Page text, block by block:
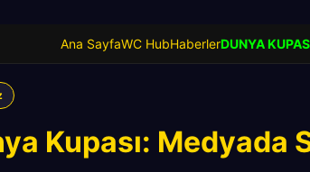
Ana SayfaWC HubHaberlerDUNYA
Kupası: Medyada